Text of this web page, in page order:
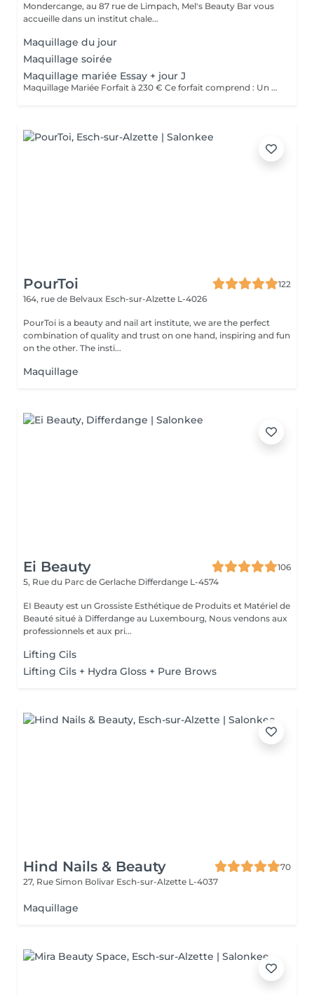
Mondercange, au 87 rue de Limpach, Mel's Beauty Bar vous
accueille dans un institut chale...
Maquillage du jour
Maquillage soirée
Maquillage mariée Essay + jour J
Maquillage Mariée Forfait à 230 € Ce forfait comprend : Un essai maquillage en amont, afin de définir ensemble le maquillage idéal selon votre personnalité, votre robe et le thème de votre mariage Le maquillage du jour J, réalisé avec des produits professionnels longue tenue pour un teint lumineux et un maquillage impeccable tout au long de la journée et de la soirée Un moment privilégié, pensé pour vous offrir sérénité, écoute et mise en beauté sur mesure. Faux cils sur demande (en supplément), pour sublimer le regard selon vos envies. Déplacement possible : des frais de déplacement seront appliqués selon la distance.
PourToi
122
164, rue de Belvaux Esch-sur-Alzette L-4026
PourToi is a beauty and nail art institute, we are the perfect
combination of quality and trust on one hand, inspiring and fun
on the other. The insti...
Maquillage
Ei Beauty
106
5, Rue du Parc de Gerlache Differdange L-4574
EI Beauty est un Grossiste Esthétique de Produits et Matériel de
Beauté situé à Differdange au Luxembourg, Nous vendons aux
professionnels et aux pri...
Lifting Cils
Lifting Cils + Hydra Gloss + Pure Brows
Hind Nails & Beauty
70
27, Rue Simon Bolivar Esch-sur-Alzette L-4037
Maquillage